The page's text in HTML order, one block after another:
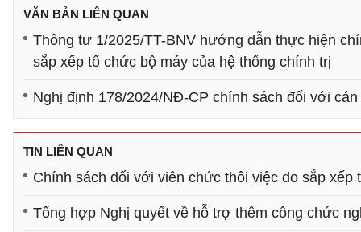
VĂN BẢN LIÊN QUAN
Thông tư 1/2025/TT-BNV hướng dẫn thực hiện
sắp xếp tổ chức bộ máy của hệ thống chính trị
Nghị định 178/2024/NĐ-CP chính sách đối với
TIN LIÊN QUAN
Chính sách đối với viên chức thôi việc do sắp xếp
Tổng hợp Nghị quyết về hỗ trợ thêm công chức